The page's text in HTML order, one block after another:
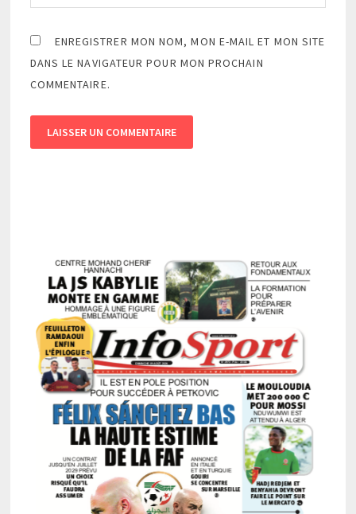
ENREGISTRER MON NOM, MON E-MAIL ET MON SITE
DANS LE NAVIGATEUR POUR MON PROCHAIN
COMMENTAIRE.